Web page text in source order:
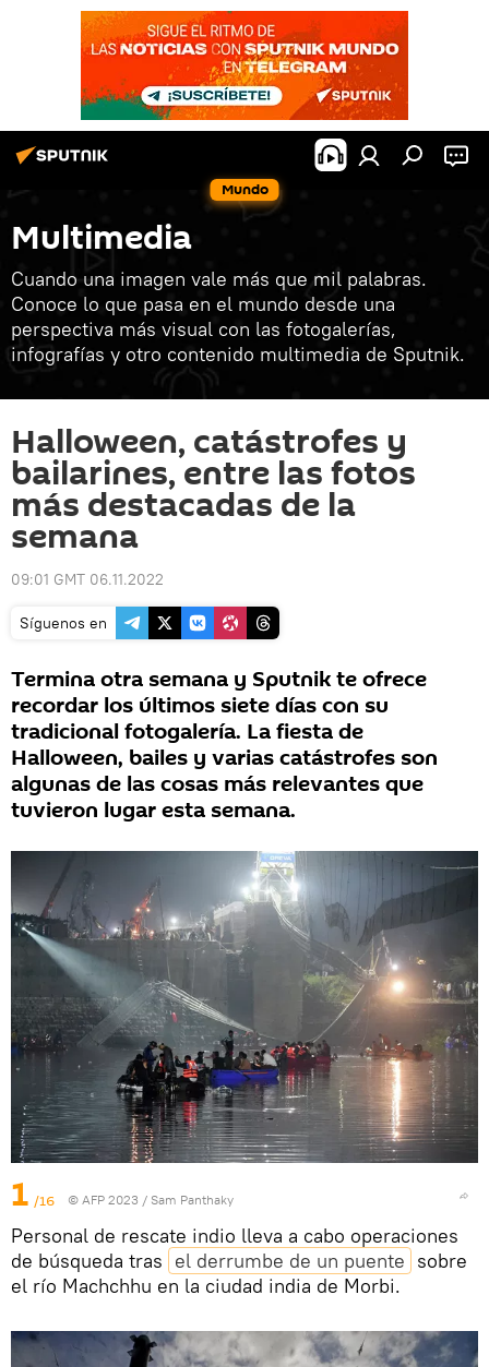
Mundo
Multimedia
Cuando una imagen vale más que mil palabras.
Conoce lo que pasa en el mundo desde una
perspectiva más visual con las fotogalerías,
infografías y otro contenido multimedia de Sputnik.
Halloween, catástrofes y
bailarines, entre las fotos
más destacadas de la
semana
09:01 GMT 06.11.2022
Síguenos en
Termina otra semana y Sputnik te ofrece
recordar los últimos siete días con su
tradicional fotogalería. La fiesta de
Halloween, bailes y varias catástrofes son
algunas de las cosas más relevantes que
tuvieron lugar esta semana.
1 /16 © AFP 2023 / Sam Panthaky
Personal de rescate indio lleva a cabo operaciones
de búsqueda tras el derrumbe de un puente sobre
el río Machchhu en la ciudad india de Morbi.